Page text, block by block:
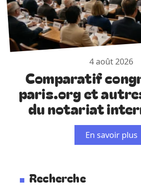
4 août 2026
Comparatif
paris.org et
du notariat
En savoir plus
Recherche